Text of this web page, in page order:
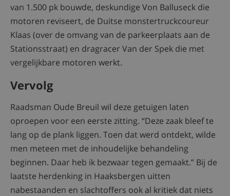
van 1.500 pk bouwde, deskundige Von Balluseck die
motoren reviseert, de Duitse monstertruckcoureur
Klaas (over de omvang van de parkeerplaats aan de
Stationsstraat) en dragracer Van der Spek die met
vergelijkbare motoren werkt.
Vervolg
Raadsman Oude Breuil wil deze getuigen laten
oproepen voor een eerste zitting. “Deze zaak bleef te
lang op de plank liggen. Toen dat werd ontdekt, wilde
men meteen met de inhoudelijke behandeling
beginnen. Daar heb ik bezwaar tegen gemaakt.” Bij de
laatste herdenking in Haaksbergen uitten
nabestaanden en slachtoffers ook al kritiek dat niets